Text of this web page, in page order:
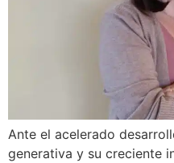
Ante el acelerado
generativa y su creciente